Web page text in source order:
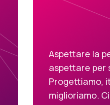
Aspettare la
aspettare per
Progettiamo,
miglioriamo.